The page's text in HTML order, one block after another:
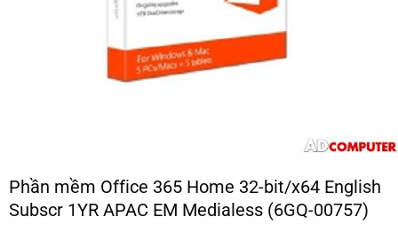
Phần mềm Office 365 Home 32-bit/x64 English
Subscr 1YR APAC EM Medialess (6GQ-00757)